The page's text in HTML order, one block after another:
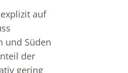
auf
und Süden
der
gering